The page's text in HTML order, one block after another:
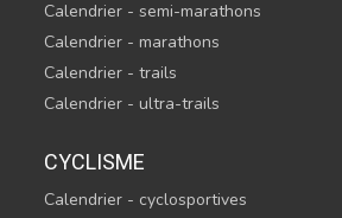
Calendrier - semi-marathons
Calendrier - marathons
Calendrier - trails
Calendrier - ultra-trails
CYCLISME
Calendrier - cyclosportives